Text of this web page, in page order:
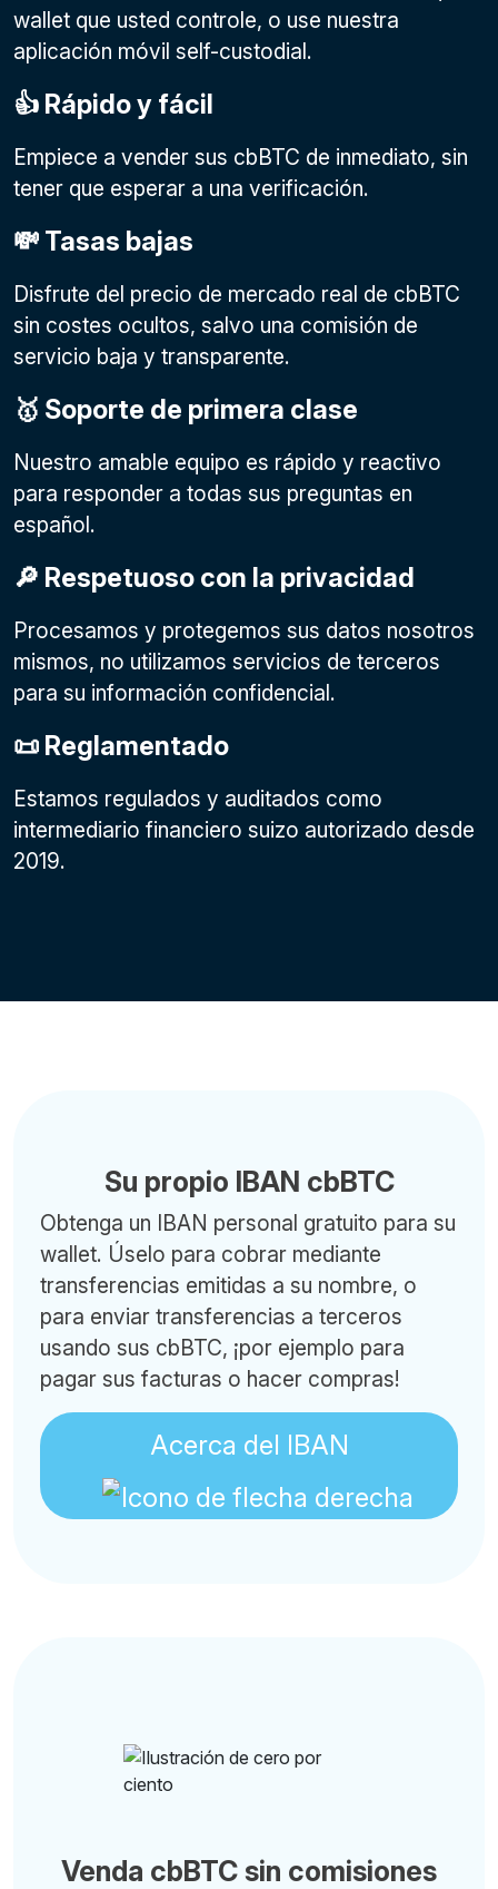
wallet que usted controle, o use nuestra
aplicación móvil self-custodial.
👍 Rápido y fácil
Empiece a vender sus cbBTC de inmediato, sin
tener que esperar a una verificación.
💸 Tasas bajas
Disfrute del precio de mercado real de cbBTC
sin costes ocultos, salvo una comisión de
servicio baja y transparente.
🥇 Soporte de primera clase
Nuestro amable equipo es rápido y reactivo
para responder a todas sus preguntas en
español.
🔎 Respetuoso con la privacidad
Procesamos y protegemos sus datos nosotros
mismos, no utilizamos servicios de terceros
para su información confidencial.
📜 Reglamentado
Estamos regulados y auditados como
intermediario financiero suizo autorizado desde
2019.
Su propio IBAN cbBTC
Obtenga un IBAN personal gratuito para su
wallet. Úselo para cobrar mediante
transferencias emitidas a su nombre, o
para enviar transferencias a terceros
usando sus cbBTC, ¡por ejemplo para
pagar sus facturas o hacer compras!
Acerca del IBAN
Venda cbBTC sin comisiones